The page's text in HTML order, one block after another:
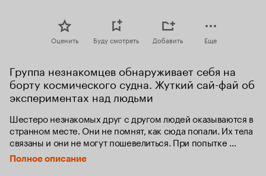
Оценить Буду смотреть Добавить Еще
Группа незнакомцев обнаруживает себя на
борту космического судна. Жуткий сай-фай об
экспериментах над людьми
Шестеро незнакомых друг с другом людей оказываются в
странном месте. Они не помнят, как сюда попали. Их тела
связаны и они не могут пошевелиться. При попытке
освободиться натяжение нитей только усиливается.
Становится понятно, что они находятся на объекте
Полное описание